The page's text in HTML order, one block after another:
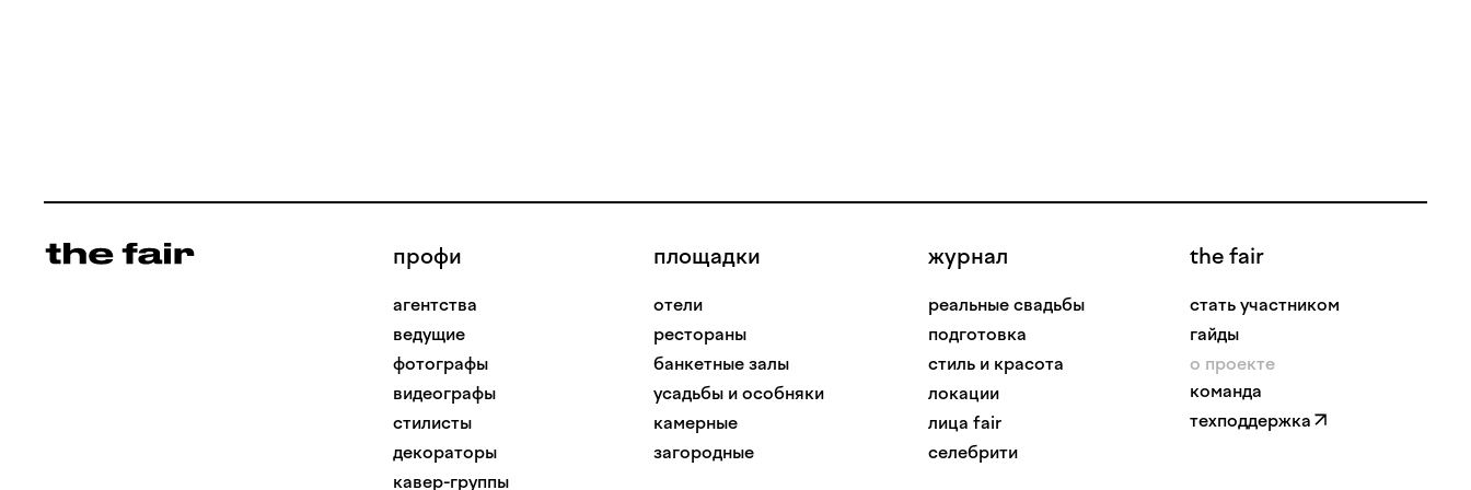
профи
агентства
ведущие
фотографы
видеографы
стилисты
декораторы
кавер-группы
площадки
отели
рестораны
банкетные залы
усадьбы и особняки
камерные
загородные
журнал
реальные свадьбы
подготовка
стиль и красота
локации
лица fair
селебрити
the fair
стать участником
гайды
о проекте
команда
техподдержка